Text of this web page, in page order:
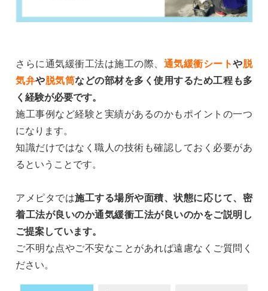
さらに通気緩衝工法は施工の際、 通気緩衝シートや脱
気弁や脱気筒などの部材を多く使用するため工程も多
く経験が必要です。
施工事例など経験と実績があるのかもポイントの一つ
になります。
知識だけではなく職人の技術も確認しておく必要があ
るということです。
アメピタでは施工する場所や面積、状態に応じて、密
着工法が良いのか通気緩衝工法が良いのかをご説明し
ご提案しています。
ご不明な点やご不安なことがあれば遠慮なくご質問く
ださい。